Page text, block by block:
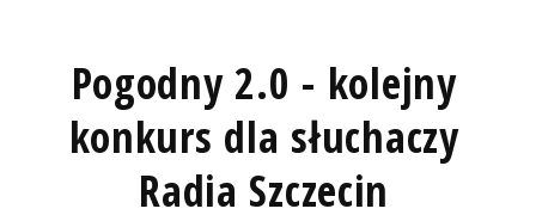
Pogodny 2.0 - kolejny
konkurs dla słuchaczy
Radia Szczecin